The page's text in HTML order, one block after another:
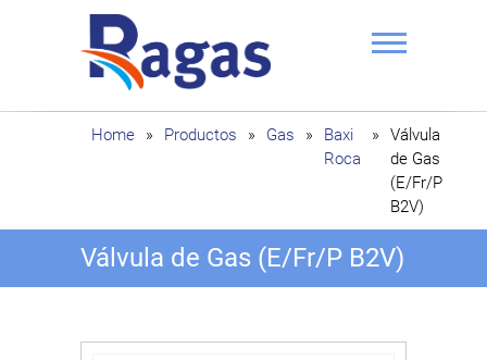
Ragas
Home » Productos » Gas »
Baxi
Roca
»
Válvula
de Gas
(E/Fr/P
B2V)
Válvula de Gas (E/Fr/P B2V)